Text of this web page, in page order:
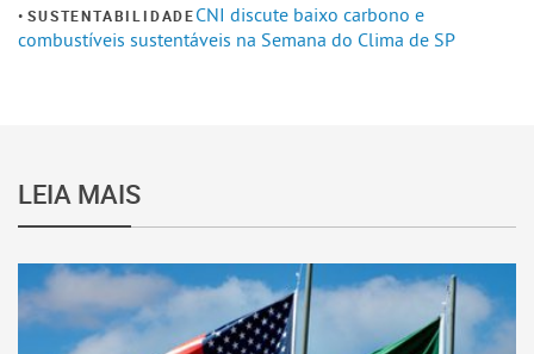
SUSTENTABILIDADECNI discute baixo carbono e
combustíveis sustentáveis na Semana do Clima de SP
LEIA MAIS